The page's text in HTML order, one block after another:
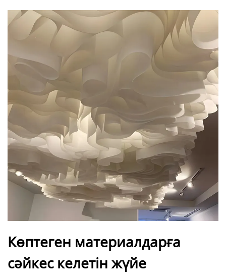
Көптеген материалдарға
сәйкес келетін жүйе